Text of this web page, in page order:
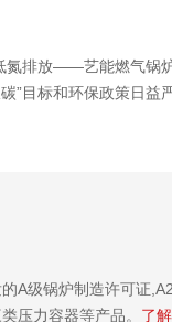
。温度过高，塑料制品
氮排放——艺能燃气锅
”目标和环保政策日
A级锅炉制造许可证
压力容器等产品。 了